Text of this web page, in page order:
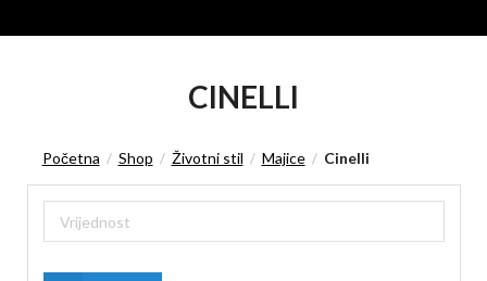
CINELLI
Početna / Shop / Životni stil / Majice / Cinelli